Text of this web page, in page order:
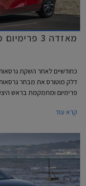
מאזדה 3 פרימיום מושקת בישראל
דלק מוטורס את מבחר
קרא עוד